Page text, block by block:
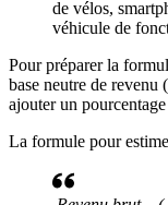
de vélos,
véhicule de
Pour préparer la
base neutre de revenu
ajouter un
La formule pour